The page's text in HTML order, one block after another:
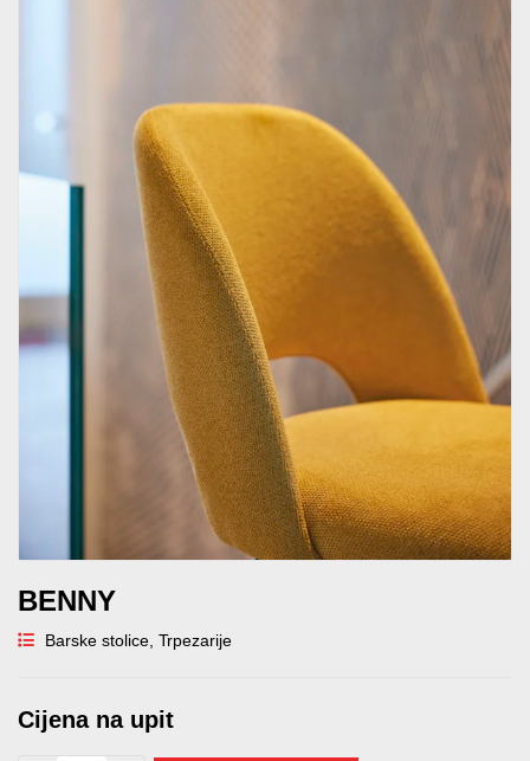
BENNY
Barske stolice, Trpezarije
Cijena na upit